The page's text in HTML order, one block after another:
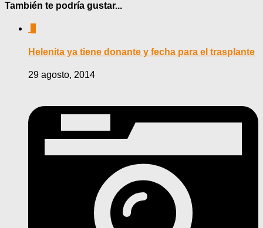
También te podría gustar...
Helenita ya tiene donante y fecha para el trasplante
29 agosto, 2014